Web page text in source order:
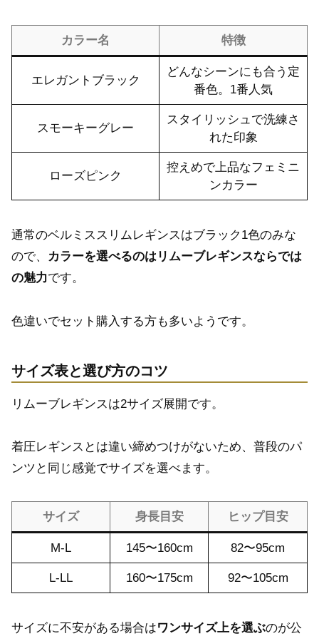
カラー名 特徴
エレガントブラック
どんなシーンにも合う定
番色。1番人気
スモーキーグレー
スタイリッシュで洗練さ
れた印象
ローズピンク
控えめで上品なフェミニ
ンカラー
通常のベルミススリムレギンスはブラック1色のみな
ので、 カラーを選べるのはリムーブレギンスならでは
の魅力です。
色違いでセット購入する方も多いようです。
サイズ表と選び方のコツ
リムーブレギンスは2サイズ展開です。
着圧レギンスとは違い締めつけがないため、普段のパ
ンツと同じ感覚でサイズを選べます。
サイズ 身長目安 ヒップ目安
M-L 145〜160cm 82〜95cm
L-LL 160〜175cm 92〜105cm
サイズに不安がある場合はワンサイズ上を選ぶのが公